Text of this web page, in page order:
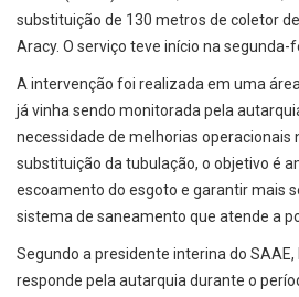
substituição de 130 metros de coletor
Aracy. O serviço teve início na segunda-
A intervenção foi realizada em uma
já vinha sendo monitorada pela
necessidade de melhorias operacionais
substituição da tubulação, o objetivo é
escoamento do esgoto e garantir mais
sistema de saneamento que atende a
Segundo a presidente interina do SAAE,
responde pela autarquia durante o